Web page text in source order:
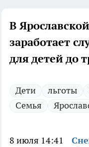
В
заработает
для детей до
Дети льготы
Семья
8 июля 14:41